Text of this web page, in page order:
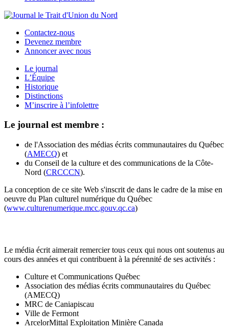
Contactez-nous
Devenez membre
Annoncer avec nous
Le journal
L’Équipe
Historique
Distinctions
M’inscrire à l’infolettre
Le journal est membre :
de l'Association des médias écrits communautaires du Québec
(AMECQ) et
du Conseil de la culture et des communications de la Côte-
Nord (CRCCCN).
La conception de ce site Web s'inscrit de dans le cadre de la mise en
oeuvre du Plan culturel numérique du Québec
(www.culturenumerique.mcc.gouv.qc.ca)
Le média écrit aimerait remercier tous ceux qui nous ont soutenus au
cours des années et qui contribuent à la pérennité de ses activités :
Culture et Communications Québec
Association des médias écrits communautaires du Québec
(AMECQ)
MRC de Caniapiscau
Ville de Fermont
ArcelorMittal Exploitation Minière Canada